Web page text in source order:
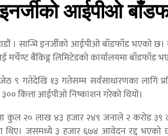
इनर्जीको आईपीओ
। सान्भि इनर्जीको आईपीओ बाँडफाँड भएको
बैंकिङ्ग लिमिटेडको कार्यालयमा बाँडफाँड
९ गतेदेखि १३ गतेसम्म सर्वसाधारणका लागि
कित्ता आईपीओ निष्काशन गरेको थियो।
कुल २० लाख ४३ हजार २४९ जनाले २ करोड ३९
थिए। जसमध्ये ३ हजार ६७४ आवेदन रद्द